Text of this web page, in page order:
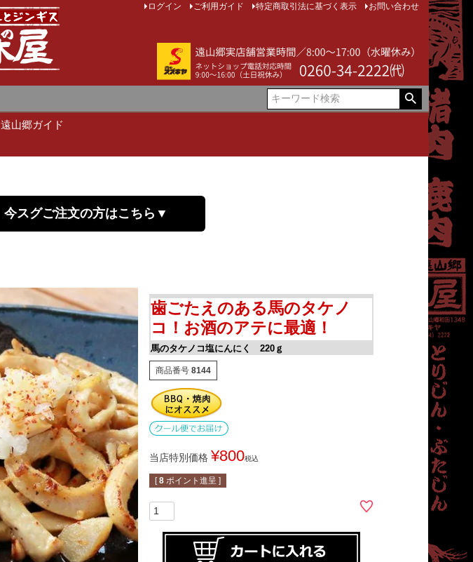
ログイン ご利用ガイド 特定商取引法に基づく表示 お問い合わせ
遠山郷ガイド
今スグご注文の方はこちら▼
歯ごたえのある馬のタケノ
コ！お酒のアテに最適！
馬のタケノコ塩にんにく 220ｇ
商品番号 8144
当店特別価格 ¥800税込
[ 8 ポイント進呈 ]